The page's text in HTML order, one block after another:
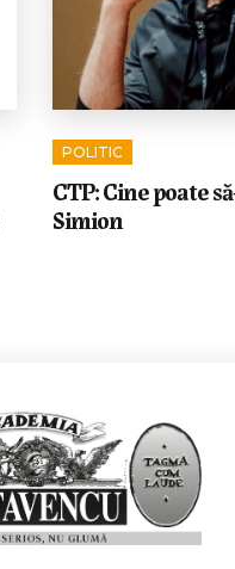
POLITIC
CTP: Cine poate
Simion